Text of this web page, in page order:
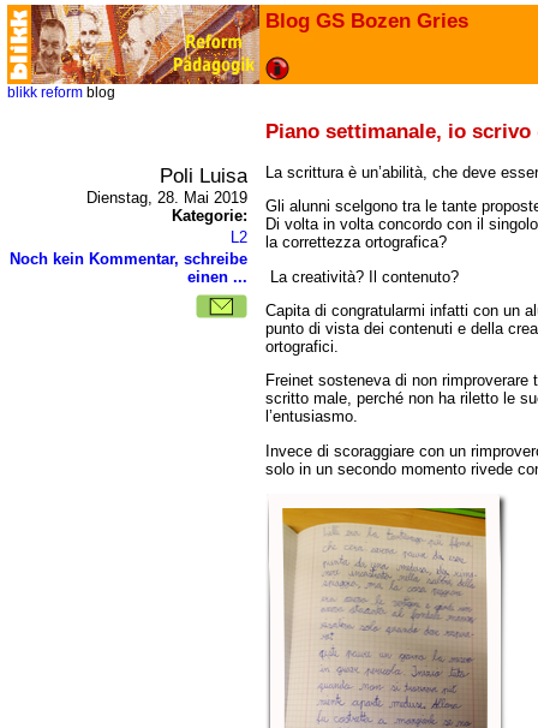
Blog GS Bozen Gries
blikk reform blog
Piano settimanale, io scrivo
Poli Luisa
Dienstag, 28. Mai 2019
Kategorie:
L2
Noch kein Kommentar, schreibe
einen ...
La scrittura è un’abilità, che deve
Gli alunni scelgono tra le tante
Di volta in volta concordo con il
la correttezza ortografica?
La creatività? Il contenuto?
Capita di congratularmi infatti con un
punto di vista dei contenuti e della
ortografici.
Freinet sosteneva di non rimproverare
scritto male, perché non ha riletto le
l’entusiasmo.
Invece di scoraggiare con un
solo in un secondo momento rivede